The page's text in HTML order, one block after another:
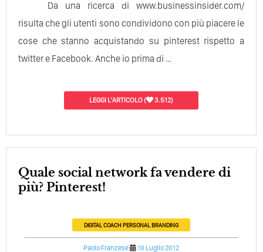
Da una ricerca di www.businessinsider.com/
risulta che gli utenti sono condividono con più piacere le
cose che stanno acquistando su pinterest rispetto a
twitter e Facebook. Anche io prima di …
LEGGI L'ARTICOLO( 3.512)
Quale social network fa vendere di
più? Pinterest!
DIGITAL COACHPERSONAL BRANDING
Paolo Franzese 19 Luglio 2012